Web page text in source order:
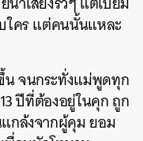
ใคร แต่คนนั้นแหละ
น จนกระทั่งแม่พูดทุก
ปีที่ต้องอยู่ในคุก ถูก
กล้งจากผู้คุม ยอม